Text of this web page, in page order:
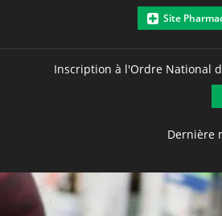
Site
Inscription à l'Ordre National
Dernière